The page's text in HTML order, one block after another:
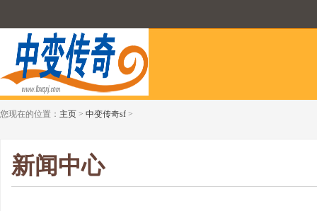
您现在的位置： 主页 > 中变传奇sf >
新闻中心